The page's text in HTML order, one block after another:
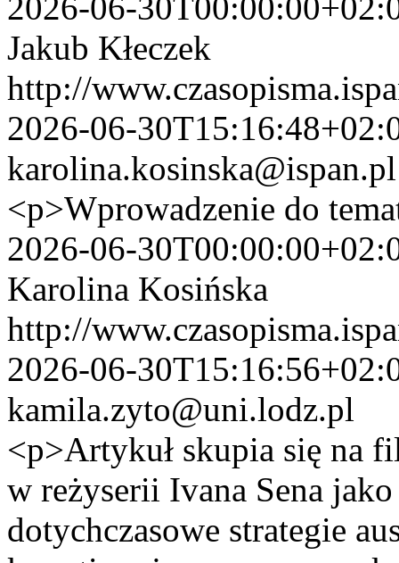
Jakub Kłeczek
http://
2026-06-
karolina.kosinska@ispan.pl
<p>Wprowadzenie do
2026-06-
Karolina Kosińska
http://
2026-06-
kamila.zyto@uni.lodz.pl
<p>Artykuł skupia się na
w reżyserii Ivana Sena
dotychczasowe strategie